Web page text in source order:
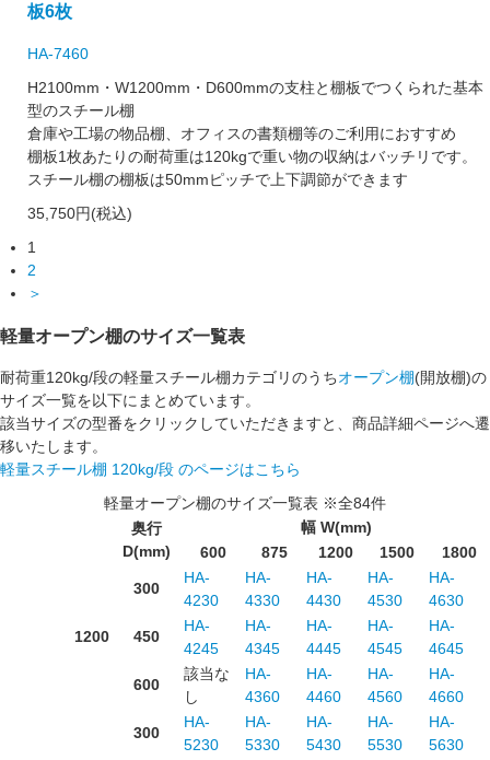
板6枚
HA-7460
H2100mm・W1200mm・D600mmの支柱と棚板でつくられた基本
型のスチール棚
倉庫や工場の物品棚、オフィスの書類棚等のご利用におすすめ
棚板1枚あたりの耐荷重は120kgで重い物の収納はバッチリです。
スチール棚の棚板は50mmピッチで上下調節ができます
35,750円(税込)
1
2
＞
軽量オープン棚のサイズ一覧表
耐荷重120kg/段の軽量スチール棚カテゴリのうちオープン棚(開放棚)の
サイズ一覧を以下にまとめています。
該当サイズの型番をクリックしていただきますと、商品詳細ページへ遷
移いたします。
軽量スチール棚 120kg/段 のページはこちら
軽量オープン棚のサイズ一覧表 ※全84件
奥行
D(mm)
幅 W(mm)
600
875 1200 1500 1800
1200
300
HA-
4230
HA-
4330
HA-
4430
HA-
4530
HA-
4630
450
HA-
4245
HA-
4345
HA-
4445
HA-
4545
HA-
4645
600
該当な
し
HA-
4360
HA-
4460
HA-
4560
HA-
4660
300
HA-
5230
HA-
5330
HA-
5430
HA-
5530
HA-
5630